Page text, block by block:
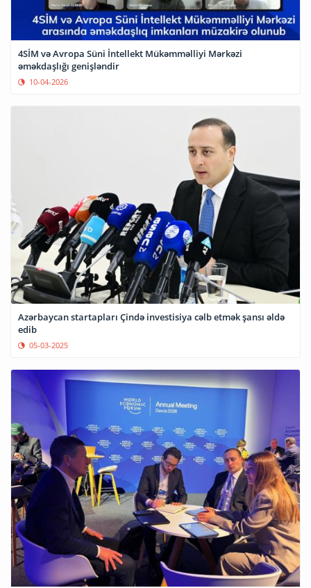
4SİM və Avropa Süni İntellekt Mükəmməlliyi Mərkəzi
əməkdaşlığı genişləndir
10-04-2026
Azərbaycan startapları Çində investisiya cəlb etmək şansı əldə
edib
05-03-2025